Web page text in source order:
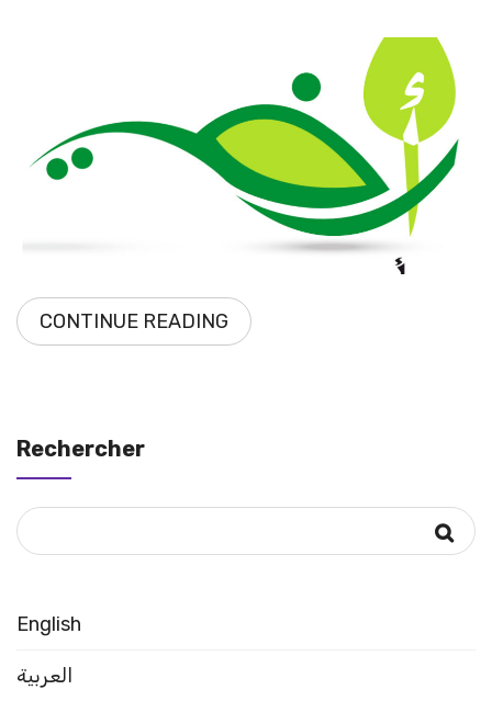
CONTINUE READING
Rechercher
English
العربية